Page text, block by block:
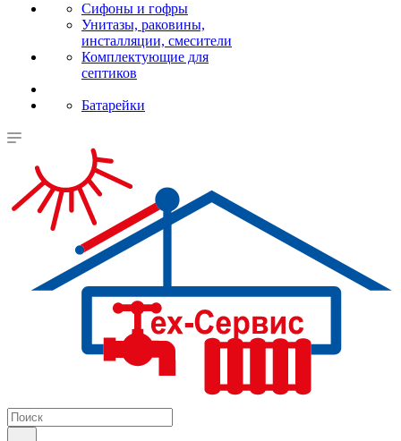
Сифоны и гофры
Унитазы, раковины,
инсталляции, смесители
Комплектующие для
септиков
Батарейки